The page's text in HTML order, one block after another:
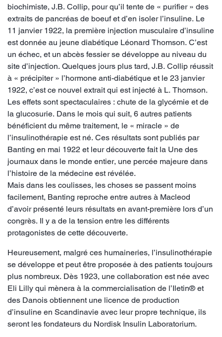
biochimiste, J.B. Collip, pour qu’il tente de « purifier » des
extraits de pancréas de boeuf et d’en isoler l’insuline. Le
11 janvier 1922, la première injection musculaire d’insuline
est donnée au jeune diabétique Léonard Thomson. C’est
un échec, et un abcès fessier se développe au niveau du
site d’injection. Quelques jours plus tard, J.B. Collip réussit
à « précipiter » l’hormone anti-diabétique et le 23 janvier
1922, c’est ce nouvel extrait qui est injecté à L. Thomson.
Les effets sont spectaculaires : chute de la glycémie et de
la glucosurie. Dans le mois qui suit, 6 autres patients
bénéficient du même traitement, le « miracle » de
l’insulinothérapie est né. Ces résultats sont publiés par
Banting en mai 1922 et leur découverte fait la Une des
journaux dans le monde entier, une percée majeure dans
l’histoire de la médecine est révélée.
Mais dans les coulisses, les choses se passent moins
facilement, Banting reproche entre autres à Macleod
d’avoir présenté leurs résultats en avant-première lors d’un
congrès. Il y a de la tension entre les différents
protagonistes de cette découverte.
Heureusement, malgré ces humaineries, l’insulinothérapie
se développe et peut être proposée à des patients toujours
plus nombreux. Dès 1923, une collaboration est née avec
Eli Lilly qui mènera à la commercialisation de l’Iletin® et
des Danois obtiennent une licence de production
d’insuline en Scandinavie avec leur propre technique, ils
seront les fondateurs du Nordisk Insulin Laboratorium.